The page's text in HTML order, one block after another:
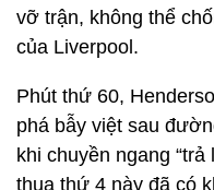
vỡ trận, không thể
của Liverpool.
Phút thứ 60,
phá bẫy việt sau
khi chuyền ngang
thua thứ 4 này đã có